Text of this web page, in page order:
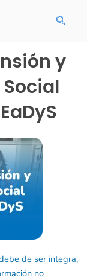
y
de ser integra,
no